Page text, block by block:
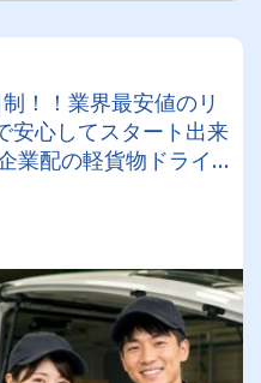
！！業界最安値のリ
安心してスタート出来
業配の軽貨物ドライ
しっかり稼いで生
◎キャリアアップも